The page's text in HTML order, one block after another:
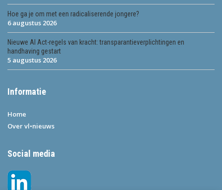
Hoe ga je om met een radicaliserende jongere?
6 augustus 2026
Nieuwe AI Act-regels van kracht: transparantieverplichtingen en
handhaving gestart
5 augustus 2026
Informatie
Home
Over vl•nieuws
Social media